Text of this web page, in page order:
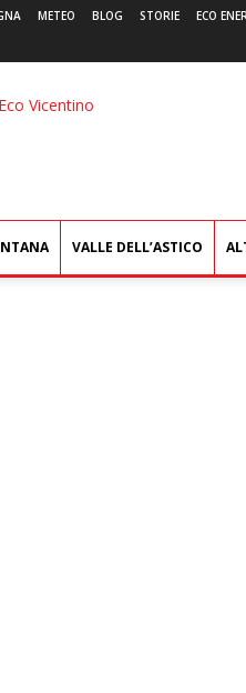
METEO BLOG STORIE ECO
L'Eco
VALLE DELL’ASTICO